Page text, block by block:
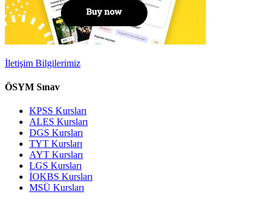
İletişim Bilgilerimiz
ÖSYM Sınav
KPSS Kursları
ALES Kursları
DGS Kursları
TYT Kursları
AYT Kursları
LGS Kursları
İOKBS Kursları
MSÜ Kursları